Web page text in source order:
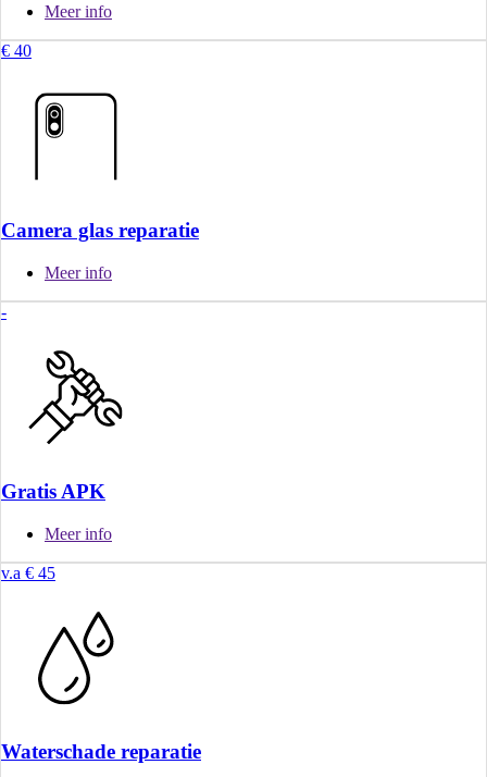
Meer info
€ 40
Camera glas reparatie
Meer info
-
Gratis APK
Meer info
v.a € 45
Waterschade reparatie